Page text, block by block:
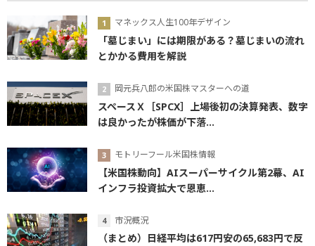
マネックス人生100年デザイン
「墓じまい」には期限がある？墓じまいの流れ
とかかる費用を解説
岡元兵八郎の米国株マスターへの道
スペースＸ［SPCX］上場後初の決算発表、数字
は良かったが株価が下落...
モトリーフール米国株情報
【米国株動向】AIスーパーサイクル第2幕、AI
インフラ投資拡大で恩恵...
市況概況
（まとめ）日経平均は617円安の65,683円で反